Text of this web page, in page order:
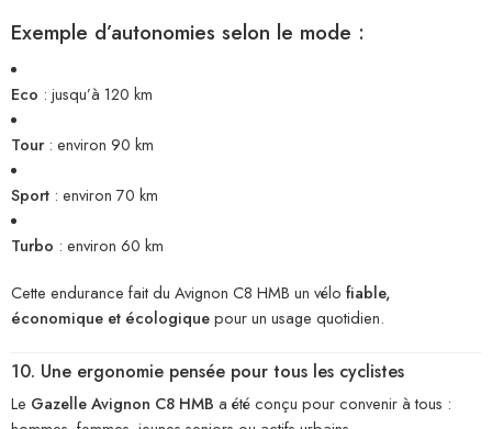
Exemple d’autonomies selon le mode :
Eco : jusqu’à 120 km
Tour: environ 90 km
Sport : environ 70 km
Turbo : environ 60 km
Cette endurance fait du Avignon C8 HMB un vélo fiable,
économique et écologiquepour un usage quotidien.
10. Une ergonomie pensée pour tous les cyclistes
Le Gazelle Avignon C8 HMB a été conçu pour convenir à tous :